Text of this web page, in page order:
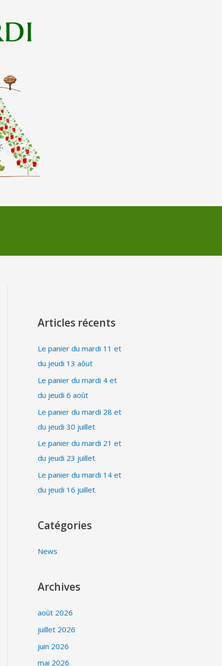
Articles récents
Le panier du mardi 11 et
du jeudi 13 aôut
Le panier du mardi 4 et
du jeudi 6 août
Le panier du mardi 28 et
du jeudi 30 juillet
Le panier du mardi 21 et
du jeudi 23 juillet
Le panier du mardi 14 et
du jeudi 16 juillet
Catégories
News
Archives
août 2026
juillet 2026
juin 2026
mai 2026